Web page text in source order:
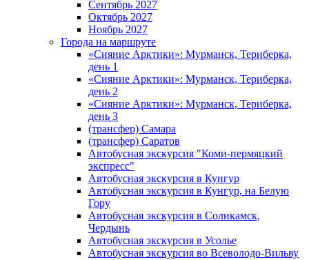
Сентябрь 2027
Октябрь 2027
Ноябрь 2027
Города на маршруте
«Сияние Арктики»: Мурманск, Териберка,
день 1
«Сияние Арктики»: Мурманск, Териберка,
день 2
«Сияние Арктики»: Мурманск, Териберка,
день 3
(трансфер) Самара
(трансфер) Саратов
Автобусная экскурсия "Коми-пермяцкий
экспресс"
Автобусная экскурсия в Кунгур
Автобусная экскурсия в Кунгур, на Белую
Гору
Автобусная экскурсия в Соликамск,
Чердынь
Автобусная экскурсия в Усолье
Автобусная экскурсия во Всеволодо-Вильву